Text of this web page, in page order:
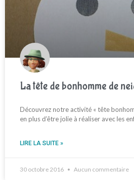
La tête de bonhomme de
Découvrez notre activité « tête
en plus d’être jolie à réaliser avec les
LIRE LA SUITE »
30 octobre 2016 Aucun commentaire